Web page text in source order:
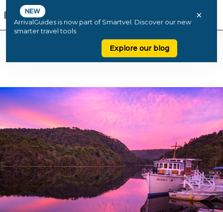
NEW
ArrivalGuides is now part of Smartvel. Discover our new
smarter travel tools
Explore our blog
×